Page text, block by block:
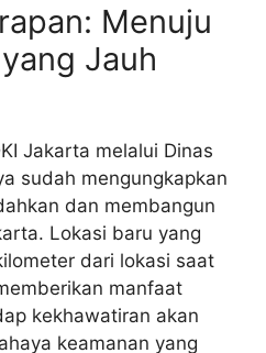
Menuju
Jauh
Jakarta melalui Dinas
sudah mengungkapkan
dan membangun
Lokasi baru yang
dari lokasi saat
manfaat
kekhawatiran akan
keamanan yang